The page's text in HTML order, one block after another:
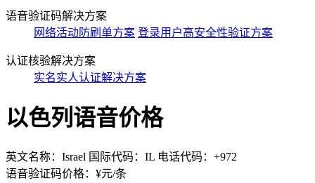
语音验证码解决方案
网络活动防刷单方案 登录用户高安全性验证方案
认证核验解决方案
实名实人认证解决方案
以色列语音价格
英文名称：Israel 国际代码：IL 电话代码：+972
语音验证码价格：¥元/条